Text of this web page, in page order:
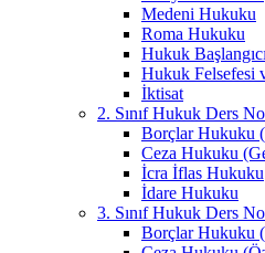
Medeni Hukuku
Roma Hukuku
Hukuk Başlangıcı
Hukuk Felsefesi
İktisat
2. Sınıf Hukuk Ders
Borçlar Hukuku
Ceza Hukuku
İcra İflas Hukuku
İdare Hukuku
3. Sınıf Hukuk Ders
Borçlar Hukuku